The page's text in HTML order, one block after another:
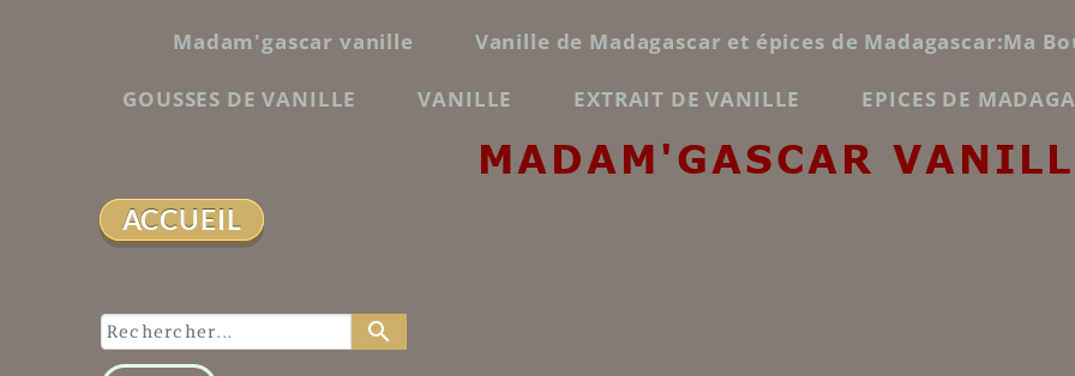
ACCUEIL
MADAM'GASCAR
Madam'gascar vanille Vanille de Madagascar et épices de Madagascar:Ma
GOUSSES DE VANILLE VANILLE EXTRAIT DE VANILLE EPICES DE
search